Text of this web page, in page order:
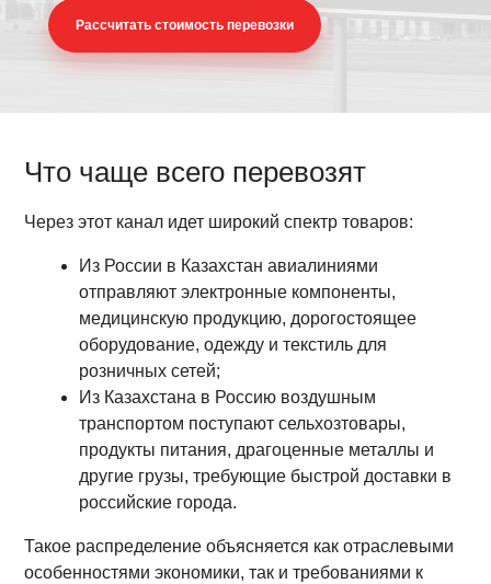
Раcсчитать стоимость перевозки
Что чаще всего перевозят
Через этот канал идет широкий спектр товаров:
Из России в Казахстан авиалиниями
отправляют электронные компоненты,
медицинскую продукцию, дорогостоящее
оборудование, одежду и текстиль для
розничных сетей;
Из Казахстана в Россию воздушным
транспортом поступают сельхозтовары,
продукты питания, драгоценные металлы и
другие грузы, требующие быстрой доставки в
российские города.
Такое распределение объясняется как отраслевыми
особенностями экономики, так и требованиями к